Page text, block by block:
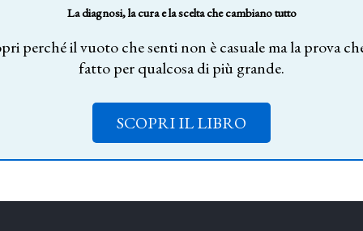
La diagnosi, la cura e la scelta che cambiano tutto
perché il vuoto che senti non è casuale ma la prova
fatto per qualcosa di più grande.
SCOPRI IL LIBRO